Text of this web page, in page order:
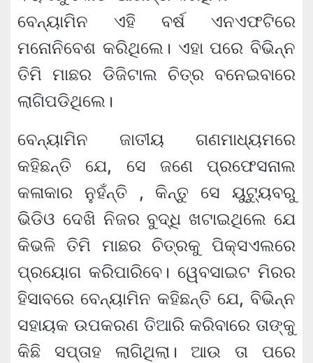
ବେନ୍ୟାମିନ ଏହି ବର୍ଷ ଏନଏଫଟିରେ
ମନୋନିବେଶ କରିଥିଲେ। ଏହା ପରେ ବିଭିନ୍ନ
ତିମି ମାଛର ଡିଜିଟାଲ ଚିତ୍ର ବନେଇବାରେ
ଲାଗିପଡିଥିଲେ।
ବେନ୍ୟାମିନ ଜାତୀୟ ଗଣମାଧ୍ୟମରେ
କହିଛନ୍ତି ଯେ, ସେ ଜଣେ ପ୍ରଫେସନାଲ
କଳାକାର ନୁହଁନ୍ତି , କିନ୍ତୁ ସେ ୟୁଟ୍ୟୁବରୁ
ଭିଡିଓ ଦେଖି ନିଜର ବୁଦ୍ଧି ଖଟାଇଥିଲେ ଯେ
କିଭଳି ତିମି ମାଛର ଚିତ୍ରକୁ ପିକ୍ସଏଲରେ
ପ୍ରୟୋଗ କରିପାରିବେ। ୱେବସାଇଟ ମିରର
ହିସାବରେ ବେନ୍ୟାମିନ କହିଛନ୍ତି ଯେ, ବିଭିନ୍ନ
ସହାୟକ ଉପକରଣ ତିଆରି କରିବାରେ ତାଙ୍କୁ
କିଛି ସପ୍ତାହ ଲାଗିଥିଲା। ଆଉ ତା ପରେ